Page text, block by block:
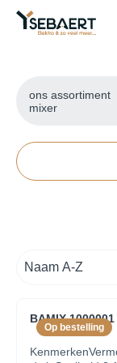
ons assortiment
mixer
Op bestelling
BAMIX